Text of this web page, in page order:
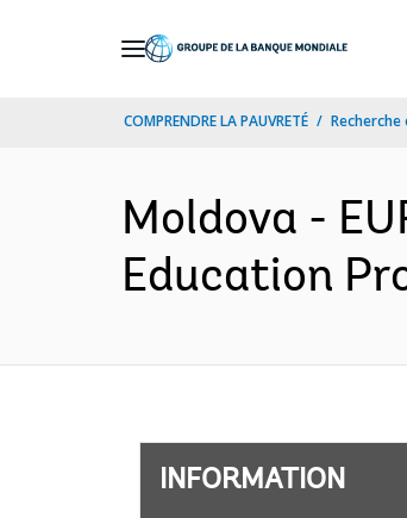
COMPRENDRE LA PAUVRETÉ
Moldova -
Education
INFORMATION